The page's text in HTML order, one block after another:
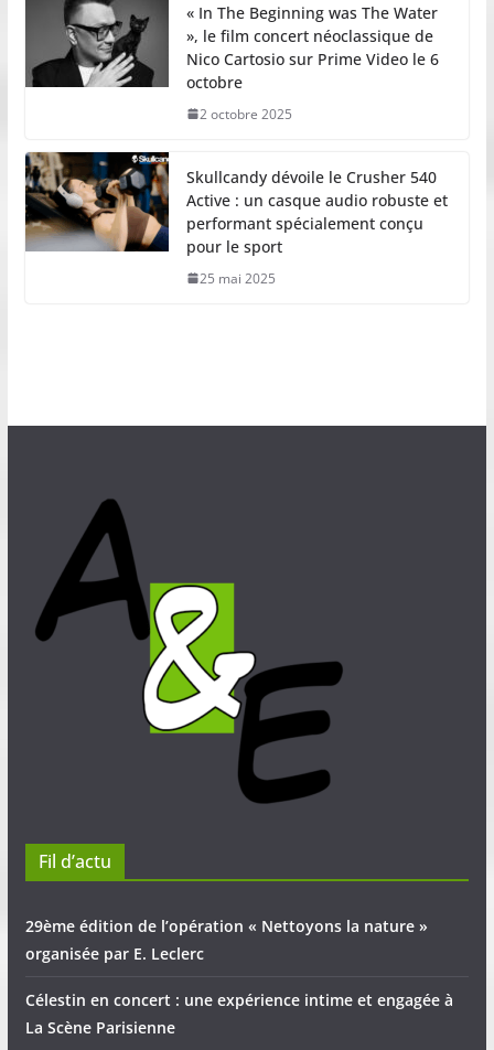
« In The Beginning was The Water
», le film concert néoclassique de
Nico Cartosio sur Prime Video le 6
octobre
2 octobre 2025
Skullcandy dévoile le Crusher 540
Active : un casque audio robuste et
performant spécialement conçu
pour le sport
25 mai 2025
Fil d’actu
29ème édition de l’opération « Nettoyons la nature »
organisée par E. Leclerc
Célestin en concert : une expérience intime et engagée à
La Scène Parisienne